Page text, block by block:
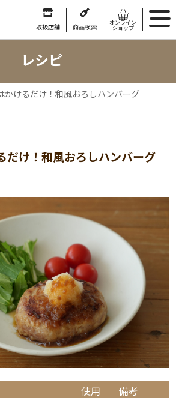
取扱店舗 商品検索
オンライン
ショップ
レシピ
かけるだけ！和風おろしハンバーグ
だけ！和風おろしハンバーグ
使用
備考